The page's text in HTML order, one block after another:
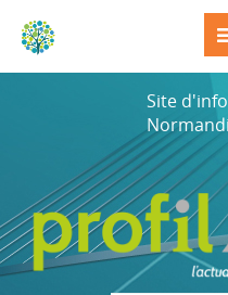
Site